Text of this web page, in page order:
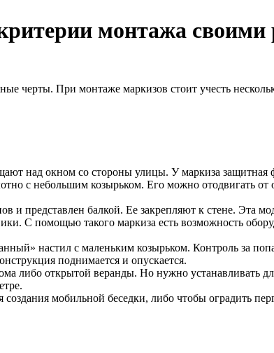
монтажа
черты. При монтаже маркизов стоит учесть
над окном со стороны улицы. У маркиза защитная
с небольшим козырьком. Его можно отодвигать от
и представлен балкой. Ее закрепляют к стене. Эта
С помощью такого маркиза есть возможность
настил с маленьким козырьком. Контроль за
поднимается и опускается.
либо открытой веранды. Но нужно устанавливать
мобильной беседки, либо чтобы оградить